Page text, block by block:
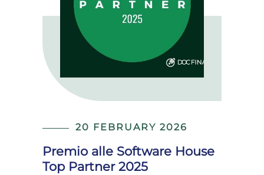
20 FEBRUARY 2026
Premio alle Software House
Top Partner 2025